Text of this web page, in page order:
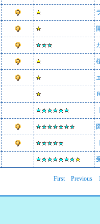
First Previous